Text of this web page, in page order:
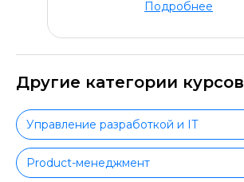
Подробнее
Другие категории курсов
Управление разработкой и IT
Product-менеджмент